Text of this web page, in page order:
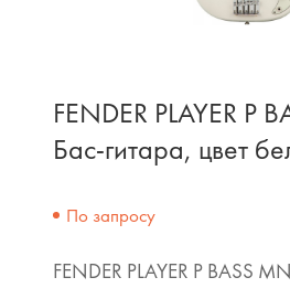
FENDER PLAYER P
Бас-гитара, цвет
По запросу
FENDER PLAYER P BASS